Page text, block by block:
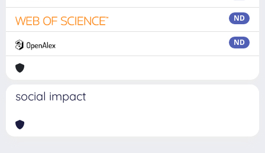
ND
ND
social impact